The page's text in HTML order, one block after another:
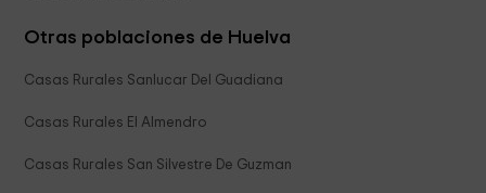
Otras poblaciones de Huelva
Casas Rurales Sanlucar Del Guadiana
Casas Rurales El Almendro
Casas Rurales San Silvestre De Guzman